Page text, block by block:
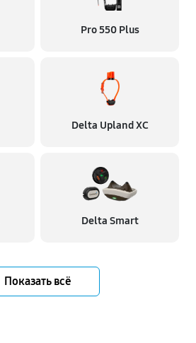
Pro 550 Plus
Delta Upland XC
Delta Smart
Показать всё